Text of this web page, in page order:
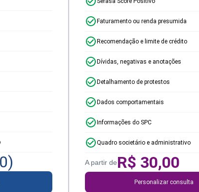
)
Faturamento ou renda presumida
Recomendação e limite de crédito
Dívidas, negativas e anotações
Detalhamento de protestos
Dados comportamentais
Informações do SPC
Quadro societário e administrativo
A partir deR$ 30,00
Personalizar consulta